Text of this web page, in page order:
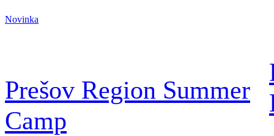
Novinka
Prešov Region Summer
Camp